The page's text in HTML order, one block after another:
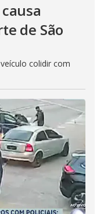
de São
colidir com